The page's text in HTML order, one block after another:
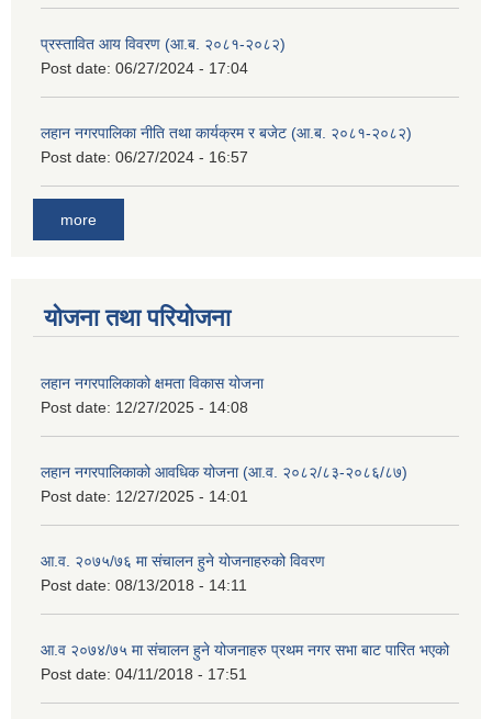
प्रस्तावित आय विवरण (आ.ब. २०८१-२०८२)
Post date: 06/27/2024 - 17:04
लहान नगरपालिका नीति तथा कार्यक्रम र बजेट (आ.ब. २०८१-२०८२)
Post date: 06/27/2024 - 16:57
more
योजना तथा परियोजना
लहान नगरपालिकाको क्षमता विकास योजना
Post date: 12/27/2025 - 14:08
लहान नगरपालिकाको आवधिक योजना (आ.व. २०८२/८३-२०८६/८७)
Post date: 12/27/2025 - 14:01
आ.व. २०७५/७६ मा संचालन हुने योजनाहरुको विवरण
Post date: 08/13/2018 - 14:11
आ.व २०७४/७५ मा संचालन हुने योजनाहरु प्रथम नगर सभा बाट पारित भएको
Post date: 04/11/2018 - 17:51